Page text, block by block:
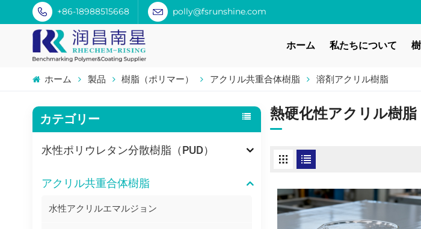
+86-18988515668 polly@fsrunshine.com
ホーム 私たちについて
ホーム 製品 樹脂（ポリマー） アクリル共重合体樹脂 溶剤アクリル樹脂
カテゴリー
水性ポリウレタン分散樹脂（PUD）
アクリル共重合体樹脂
水性アクリルエマルジョン
熱硬化性アクリル樹脂